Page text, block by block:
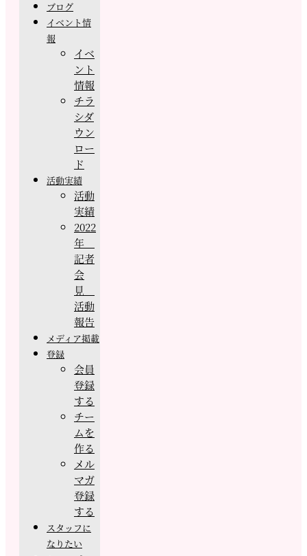
ブログ
イベント情
報
イベ
ント
情報
チラ
シダ
ウン
ロー
ド
活動実績
活動
実績
2022
年
記者
会
見
活動
報告
メディア掲載
登録
会員
登録
する
チー
ムを
作る
メル
マガ
登録
する
スタッフに
なりたい